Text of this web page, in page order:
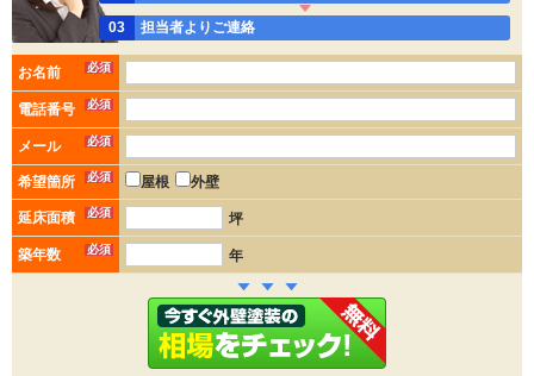
03 担当者よりご連絡
お名前 必須
電話番号 必須
メール 必須
希望箇所 必須 屋根 外壁
延床面積 必須 坪
築年数 必須 年